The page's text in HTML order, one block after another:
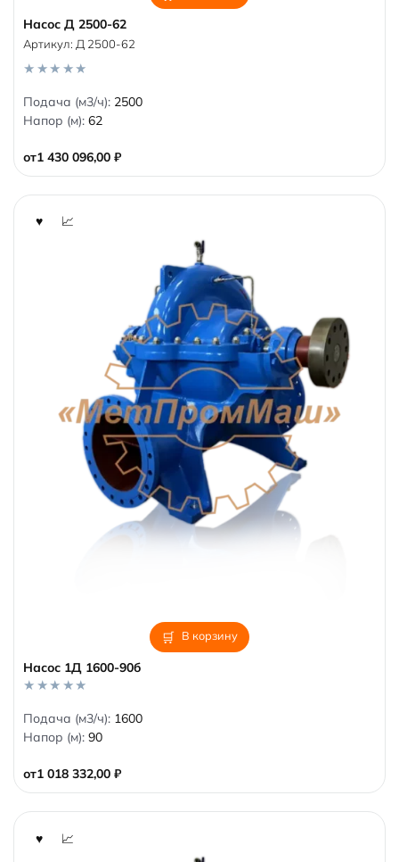
Насос Д 2500-62
от1 430 096,00 ₽
Артикул: Д 2500-62
0
o
u
f
5
Подача (м3/ч): 2500
Напор (м): 62
В корзину
Насос 1Д 1600-90б
от1 018 332,00 ₽
0
o
u
f
5
Подача (м3/ч): 1600
Напор (м): 90